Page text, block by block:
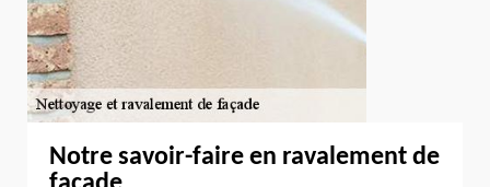
Notre savoir-faire en ravalement de